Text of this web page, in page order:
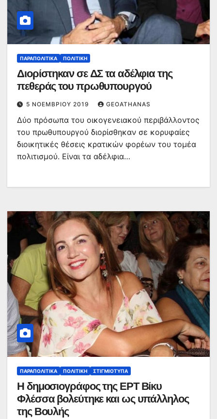
ΠΑΡΑΠΟΛΙΤΙΚΆ ΠΟΛΙΤΙΚΉ
Διορίστηκαν σε ΔΣ τα αδέλφια της
πεθεράς του πρωθυπουργού
5 ΝΟΕΜΒΡΊΟΥ 2019 GEOATHANAS
Δύο πρόσωπα του οικογενειακού περιβάλλοντος
του πρωθυπουργού διορίσθηκαν σε κορυφαίες
διοικητικές θέσεις κρατικών φορέων του τομέα
πολιτισμού. Είναι τα αδέλφια…
ΠΑΡΑΠΟΛΙΤΙΚΆ ΠΟΛΙΤΙΚΉ ΣΤΙΓΜΙΌΤΥΠΑ
Η δημοσιογράφος της ΕΡΤ Βίκυ
Φλέσσα βολεύτηκε και ως υπάλληλος
της Βουλής